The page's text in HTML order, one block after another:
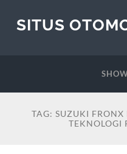
SITUS
TAG: SUZUKI FRONX
TEKNOLOGI